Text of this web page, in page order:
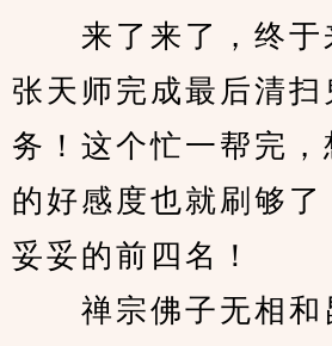
来了来了，终于
张天师完成最后清扫
务！这个忙一帮完，
的好感度也就刷够了
妥妥的前四名！
禅宗佛子无相和